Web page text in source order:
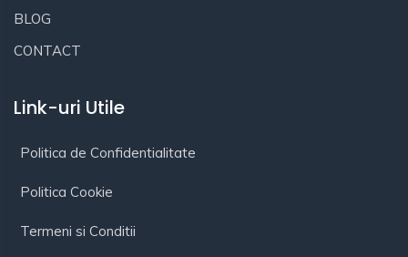
BLOG
CONTACT
Link-uri Utile
Politica de Confidentialitate
Politica Cookie
Termeni si Conditii